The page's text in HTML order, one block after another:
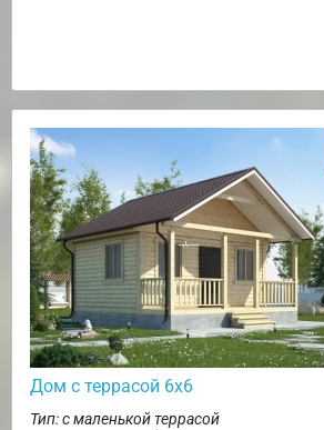
Дом с террасой 6х6
Тип: с маленькой террасой